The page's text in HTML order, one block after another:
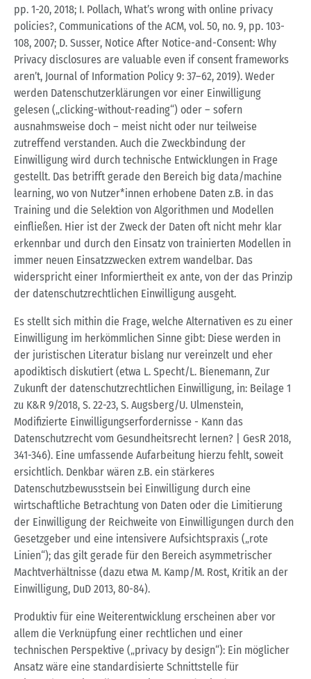
pp. 1-20, 2018; I. Pollach, What’s wrong with online privacy
policies?, Communications of the ACM, vol. 50, no. 9, pp. 103-
108, 2007; D. Susser, Notice After Notice-and-Consent: Why
Privacy disclosures are valuable even if consent frameworks
aren’t, Journal of Information Policy 9: 37–62, 2019). Weder
werden Datenschutzerklärungen vor einer Einwilligung
gelesen („clicking-without-reading“) oder – sofern
ausnahmsweise doch – meist nicht oder nur teilweise
zutreffend verstanden. Auch die Zweckbindung der
Einwilligung wird durch technische Entwicklungen in Frage
gestellt. Das betrifft gerade den Bereich big data/machine
learning, wo von Nutzer*innen erhobene Daten z.B. in das
Training und die Selektion von Algorithmen und Modellen
einfließen. Hier ist der Zweck der Daten oft nicht mehr klar
erkennbar und durch den Einsatz von trainierten Modellen in
immer neuen Einsatzzwecken extrem wandelbar. Das
widerspricht einer Informiertheit ex ante, von der das Prinzip
der datenschutzrechtlichen Einwilligung ausgeht.
Es stellt sich mithin die Frage, welche Alternativen es zu einer
Einwilligung im herkömmlichen Sinne gibt: Diese werden in
der juristischen Literatur bislang nur vereinzelt und eher
apodiktisch diskutiert (etwa L. Specht/L. Bienemann, Zur
Zukunft der datenschutzrechtlichen Einwilligung, in: Beilage 1
zu K&R 9/2018, S. 22-23, S. Augsberg/U. Ulmenstein,
Modifizierte Einwilligungserfordernisse - Kann das
Datenschutzrecht vom Gesundheitsrecht lernen? | GesR 2018,
341-346). Eine umfassende Aufarbeitung hierzu fehlt, soweit
ersichtlich. Denkbar wären z.B. ein stärkeres
Datenschutzbewusstsein bei Einwilligung durch eine
wirtschaftliche Betrachtung von Daten oder die Limitierung
der Einwilligung der Reichweite von Einwilligungen durch den
Gesetzgeber und eine intensivere Aufsichtspraxis („rote
Linien“); das gilt gerade für den Bereich asymmetrischer
Machtverhältnisse (dazu etwa M. Kamp/M. Rost, Kritik an der
Einwilligung, DuD 2013, 80-84).
Produktiv für eine Weiterentwicklung erscheinen aber vor
allem die Verknüpfung einer rechtlichen und einer
technischen Perspektive („privacy by design“): Ein möglicher
Ansatz wäre eine standardisierte Schnittstelle für